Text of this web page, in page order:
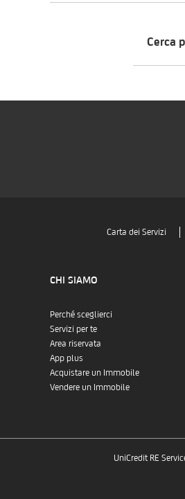
Cerca
Carta dei Servizi
CHI SIAMO
Perché sceglierci
Servizi per te
Area riservata
App plus
Acquistare un Immobile
Vendere un Immobile
UniCredit RE